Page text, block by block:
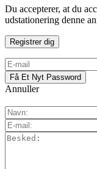
Du accepterer, at du
udstationering denne
Annuller